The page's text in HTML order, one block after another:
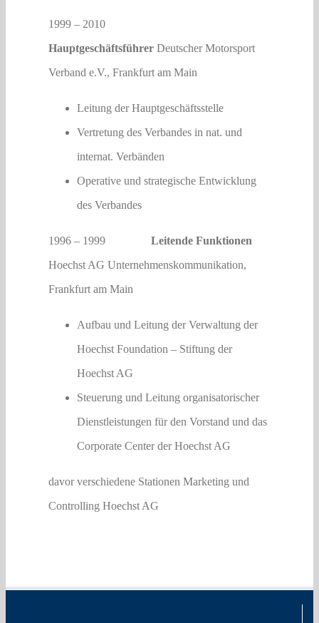
1999 – 2010
HauptgeschäftsführerDeutscher Motorsport
Verband e.V., Frankfurt am Main
Leitung der Hauptgeschäftsstelle
Vertretung des Verbandes in nat. und
internat. Verbänden
Operative und strategische Entwicklung
des Verbandes
1996 – 1999 Leitende Funktionen
Hoechst AG Unternehmenskommunikation,
Frankfurt am Main
Aufbau und Leitung der Verwaltung der
Hoechst Foundation – Stiftung der
Hoechst AG
Steuerung und Leitung organisatorischer
Dienstleistungen für den Vorstand und das
Corporate Center der Hoechst AG
davor verschiedene Stationen Marketing und
Controlling Hoechst AG